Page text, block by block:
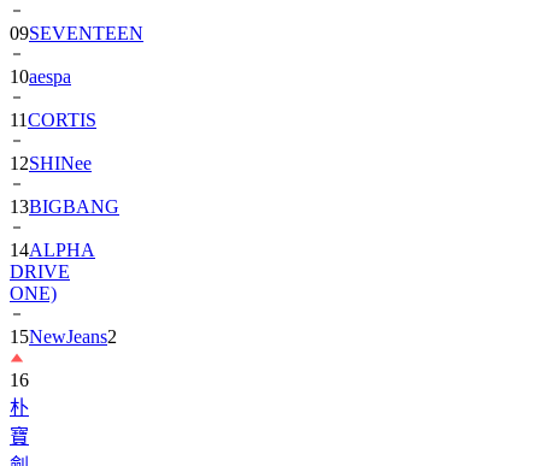
09SEVENTEEN
10aespa
11CORTIS
12SHINee
13BIGBANG
14ALPHA
DRIVE
ONE)
15NewJeans2
16
朴
寶